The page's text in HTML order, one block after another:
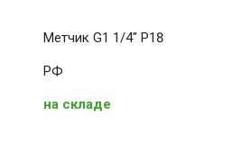
Метчик G1 1/4" Р18
РФ
на складе